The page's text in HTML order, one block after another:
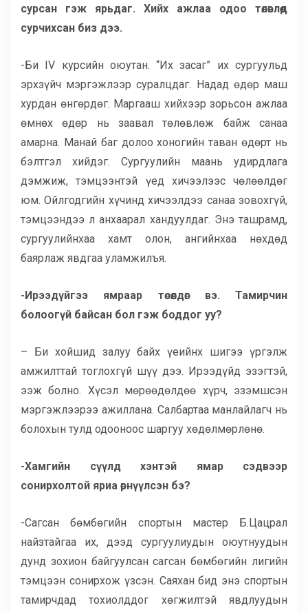
сурсан гэж ярьдаг. Хийх ажлаа одоо төлөвлөөд
сурчихсан биз дээ.
-Би IV курсийн оюутан. “Их засаг” их сургуульд
эрхзүйч мэргэжлээр суралцдаг. Надад өдөр маш
хурдан өнгөрдөг. Маргааш хийхээр зорьсон ажлаа
өмнөх өдөр нь заавал төлөвлөж байж санаа
амарна. Манай баг долоо хоногийн таван өдөрт нь
бэлтгэл хийдэг. Сургуулийн маань удирдлага
дэмжиж, тэмцээнтэй үед хичээлээс чөлөөлдөг
юм. Ойлгодгийн хүчинд хичээлдээ санаа зовохгүй,
тэмцээндээ л анхаарал хандуулдаг. Энэ ташрамд,
сургуулийнхаа хамт олон, ангийнхаа нөхдөд
баярлаж явдгаа уламжилъя.
-Ирээдүйгээ ямраар төсөөлдөг вэ. Тамирчин
болоогүй байсан бол гэж боддог уу?
– Би хойшид залуу байх үеийнх шигээ үргэлж
амжилттай тоглохгүй шүү дээ. Ирээдүйд эзэгтэй,
ээж болно. Хүсэл мөрөөдөлдөө хүрч, эзэмшсэн
мэргэжлээрээ ажиллана. Салбартаа манлайлагч нь
болохын тулд одооноос шаргуу хөдөлмөрлөнө.
-Хамгийн сүүлд хэнтэй ямар сэдвээр
сонирхолтой яриа өрнүүлсэн бэ?
-Сагсан бөмбөгийн спортын мастер Б.Цацрал
найзтайгаа их, дээд сургуулиудын оюутнуудын
дунд зохион байгуулсан сагсан бөмбөгийн лигийн
тэмцээн сонирхож үзсэн. Саяхан бид энэ спортын
тамирчдад тохиолддог хөгжилтэй явдлуудын